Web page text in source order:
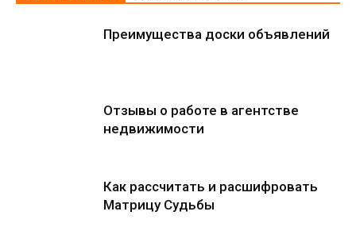
Преимущества доски объявлений
Отзывы о работе в агентстве
недвижимости
Как рассчитать и расшифровать
Матрицу Судьбы